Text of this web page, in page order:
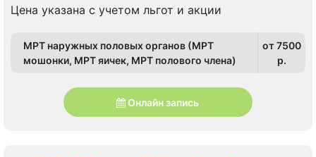
Цена указана с учетом льгот и акции
МРТ наружных половых органов (МРТ
мошонки, МРТ яичек, МРТ полового члена)
от 7500
p.
Онлайн запись